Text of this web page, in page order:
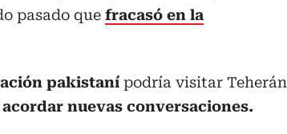
pasado que fracasó en la
pakistaní podría visitar Teherán
acordar nuevas conversaciones.